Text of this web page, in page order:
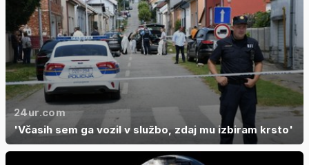
24ur.com
'Včasih sem ga vozil v službo, zdaj mu izbiram krsto'